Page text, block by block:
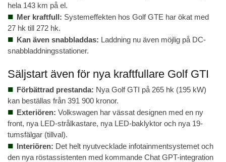
hela 143 km på el.
Mer kraftfull: Systemeffekten hos Golf GTE har ökat med
27 hk till 272 hk.
Kan även snabbladdas: Laddning nu även möjlig på DC-
snabbladdningsstationer.
Säljstart även för nya kraftfullare Golf GTI
Förbättrad prestanda: Nya Golf GTI på 265 hk (195 kW)
kan beställas från 391 900 kronor.
Exteriören: Volkswagen har vässat designen med en ny
front, nya LED-strålkastare, nya LED-baklyktor och nya 19-
tumsfälgar (tillval).
Interiören: Det helt nyutvecklade infotainmentsystemet och
den nya röstassistenten med kommande Chat GPT-integration